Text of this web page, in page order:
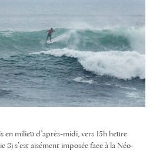
en milieu d’après-midi, vers 15h heure
8) s’est aisément imposée face à la Néo-